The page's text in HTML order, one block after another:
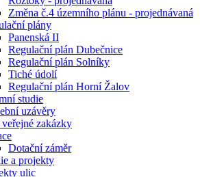
Změna č.4 územního plánu - projednávaná
plány
Panenská II
Regulační plán Dubečnice
Regulační plán Solníky
Tiché údolí
Regulační plán Horní Žalov
studie
uzávěry
zakázky
Dotační záměr
a projekty
ulic